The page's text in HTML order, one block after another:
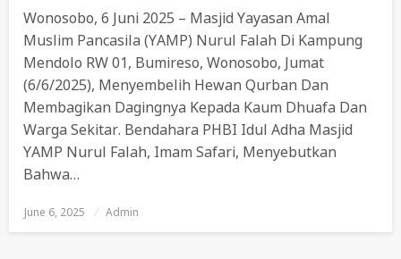
Wonosobo, 6 Juni 2025 – Masjid Yayasan Amal
Muslim Pancasila (YAMP) Nurul Falah Di Kampung
Mendolo RW 01, Bumireso, Wonosobo, Jumat
(6/6/2025), Menyembelih Hewan Qurban Dan
Membagikan Dagingnya Kepada Kaum Dhuafa Dan
Warga Sekitar. Bendahara PHBI Idul Adha Masjid
YAMP Nurul Falah, Imam Safari, Menyebutkan
Bahwa…
Posted
June 6, 2025 Admin